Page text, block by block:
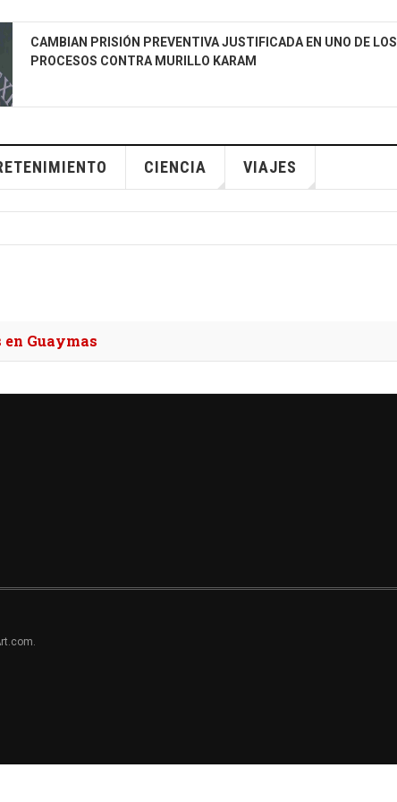
CAMBIAN PRISIÓN PREVENTIVA JUSTIFICADA EN UNO DE LOS
PROCESOS CONTRA MURILLO KARAM
CIENCIA VIAJES
Guaymas